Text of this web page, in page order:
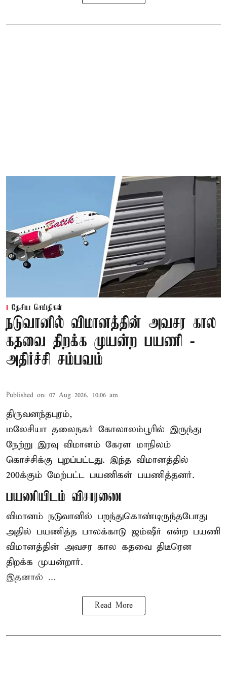
தேசிய செய்திகள்
நடுவானில் விமானத்தின் அவசர கால
கதவை திறக்க முயன்ற பயணி -
அதிர்ச்சி சம்பவம்
Published on: 07 Aug 2026, 10:06 am
திருவனந்தபுரம்,
மலேசியா தலைநகர் கோலாலம்பூரில் இருந்து
நேற்று இரவு விமானம் கேரள மாநிலம்
கொச்சிக்கு புறப்பட்டது. இந்த விமானத்தில்
200க்கும் மேற்பட்ட பயணிகள் பயணித்தனர்.
பயணியிடம் விசாரணை
விமானம் நடுவானில் பறந்துகொண்டிருந்தபோது
அதில் பயணித்த பாலக்காடு ஜம்ஷீர் என்ற பயணி
விமானத்தின் அவசர கால கதவை திடீரென
திறக்க முயன்றார்.
இதனால் ...
Read More